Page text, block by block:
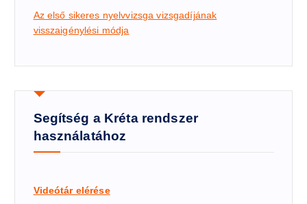
Az első sikeres nyelvvizsga vizsgadíjának
visszaigénylési módja
Segítség a Kréta rendszer
használatához
Videótár elérése